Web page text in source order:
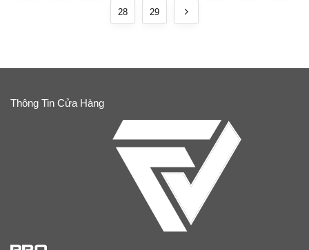
28 29
Thông Tin Cửa Hàng